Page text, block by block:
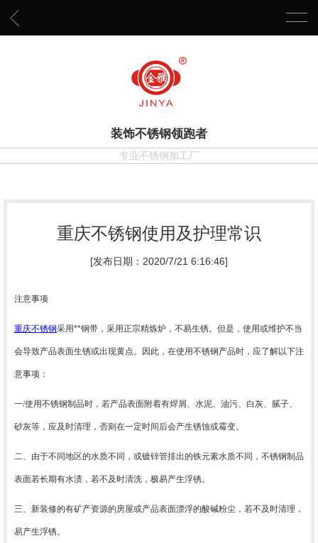
装饰不锈钢领跑者
专业不锈钢加工厂
重庆不锈钢使用及护理常识
[发布日期：2020/7/21 6:16:46]
注意事项
重庆不锈钢采用**钢带，采用正宗精炼炉，不易生锈。但是，使用或维护不当
会导致产品表面生锈或出现黄点。因此，在使用不锈钢产品时，应了解以下注
意事项：
一/使用不锈钢制品时，若产品表面附着有焊屑、水泥、油污、白灰、腻子、
砂灰等，应及时清理，否则在一定时间后会产生锈蚀或霉变。
二、 由于不同地区的水质不同，或镀锌管排出的铁元素水质不同，不锈钢制品
表面若长期有水渍，若不及时清洗，极易产生浮锈。
三、 新装修的有矿产资源的房屋或产品表面漂浮的酸碱粉尘，若不及时清理，
易产生浮锈。